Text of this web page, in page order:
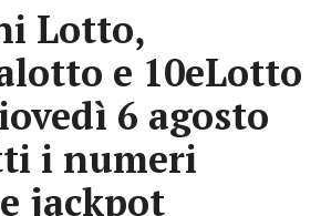
Lotto,
e 10eLotto
6 agosto
i numeri
jackpot